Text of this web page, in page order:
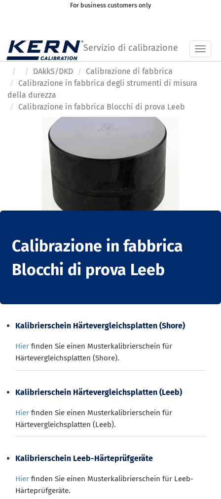
For business customers only
Servizio di calibrazione
DAkkS/DKD
Calibrazione di fabbrica
Calibrazione in fabbrica degli strumenti di misura
della durezza
Calibrazione in fabbrica Blocchi di prova Leeb
Calibrazione in fabbrica
Blocchi di prova Leeb
Kalibrierschein Härtevergleichsplatten (Shore)
Hier finden Sie einen Musterkalibrierschein für
Härtevergleichsplatten (Shore).
Kalibrierschein Härtevergleichsplatten (Leeb)
Hier finden Sie einen Musterkalibrierschein für
Härtevergleichsplatten (Leeb).
Kalibrierschein Leeb-Härteprüfgeräte
Hier finden Sie einen Musterkalibrierschein für Leeb-
Härteprüfgeräte.